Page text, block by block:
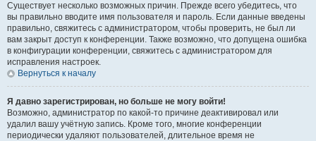
Существует несколько возможных причин. Прежде всего убедитесь, что
вы правильно вводите имя пользователя и пароль. Если данные введены
правильно, свяжитесь с администратором, чтобы проверить, не был ли
вам закрыт доступ к конференции. Также возможно, что допущена ошибка
в конфигурации конференции, свяжитесь с администратором для
исправления настроек.
Вернуться к началу
Я давно зарегистрирован, но больше не могу войти!
Возможно, администратор по какой-то причине деактивировал или
удалил вашу учётную запись. Кроме того, многие конференции
периодически удаляют пользователей, длительное время не